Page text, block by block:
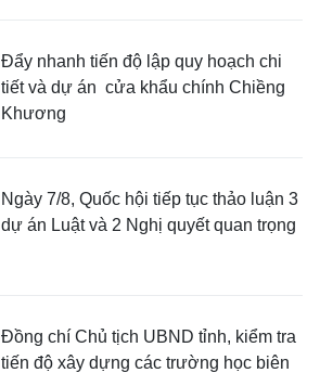
Đẩy nhanh tiến độ lập quy hoạch chi
tiết và dự án cửa khẩu chính Chiềng
Khương
Ngày 7/8, Quốc hội tiếp tục thảo luận 3
dự án Luật và 2 Nghị quyết quan trọng
Đồng chí Chủ tịch UBND tỉnh, kiểm tra
tiến độ xây dựng các trường học biên